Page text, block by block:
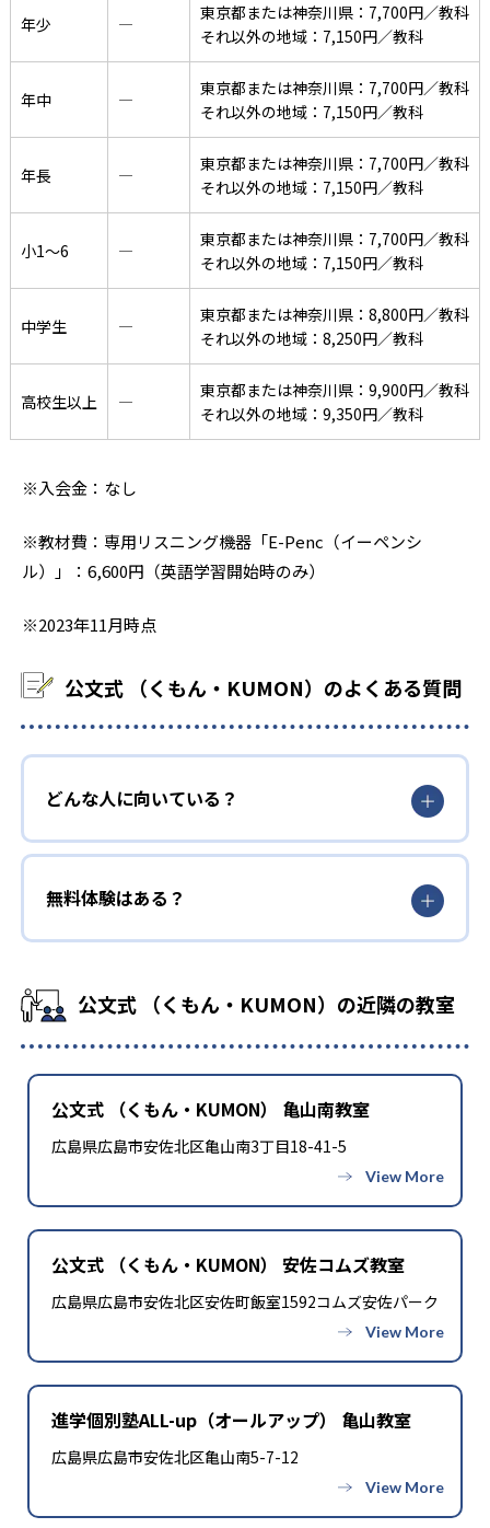
年少 ―
東京都または神奈川県：7,700円／教科
それ以外の地域：7,150円／教科
年中 ―
東京都または神奈川県：7,700円／教科
それ以外の地域：7,150円／教科
年長 ―
東京都または神奈川県：7,700円／教科
それ以外の地域：7,150円／教科
小1〜6 ―
東京都または神奈川県：7,700円／教科
それ以外の地域：7,150円／教科
中学生 ―
東京都または神奈川県：8,800円／教科
それ以外の地域：8,250円／教科
高校生以上 ―
東京都または神奈川県：9,900円／教科
それ以外の地域：9,350円／教科
※入会金：なし
※教材費：専用リスニング機器「E-Penc（イーペンシ
ル）」：6,600円（英語学習開始時のみ）
※2023年11月時点
公文式 （くもん・KUMON）のよくある質問
どんな人に向いている？
無料体験はある？
公文式 （くもん・KUMON）の近隣の教室
公文式 （くもん・KUMON） 亀山南教室
広島県広島市安佐北区亀山南3丁目18-41-5
公文式 （くもん・KUMON） 安佐コムズ教室
広島県広島市安佐北区安佐町飯室1592コムズ安佐パーク
進学個別塾ALL-up（オールアップ） 亀山教室
広島県広島市安佐北区亀山南5-7-12